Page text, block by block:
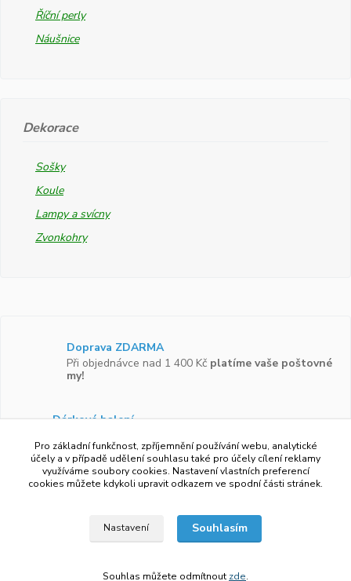
Říční perly
Náušnice
Dekorace
Sošky
Koule
Lampy a svícny
Zvonkohry
Doprava ZDARMA
Při objednávce nad 1 400 Kč platíme vaše poštovné
my!
Dárkové balení
Ověřeno zákazníky
Pro základní funkčnost, zpříjemnění používání webu, analytické
účely a v případě udělení souhlasu také pro účely cílení reklamy
využíváme soubory cookies. Nastavení vlastních preferencí
cookies můžete kdykoli upravit odkazem ve spodní části stránek.
Nastavení Souhlasím
Souhlas můžete odmítnout zde.